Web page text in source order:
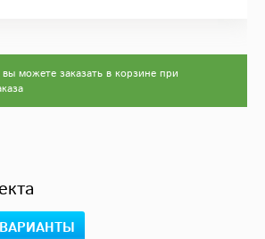
можете заказать в корзине при